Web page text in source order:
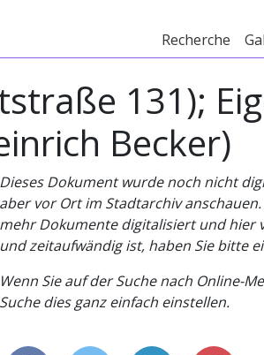
Recherche
131);
Becker)
Dieses Dokument wurde noch nicht
aber vor Ort im Stadtarchiv
mehr Dokumente digitalisiert und hier
und zeitaufwändig ist, haben Sie bitte
Wenn Sie auf der Suche nach Online-
Suche dies ganz einfach einstellen.